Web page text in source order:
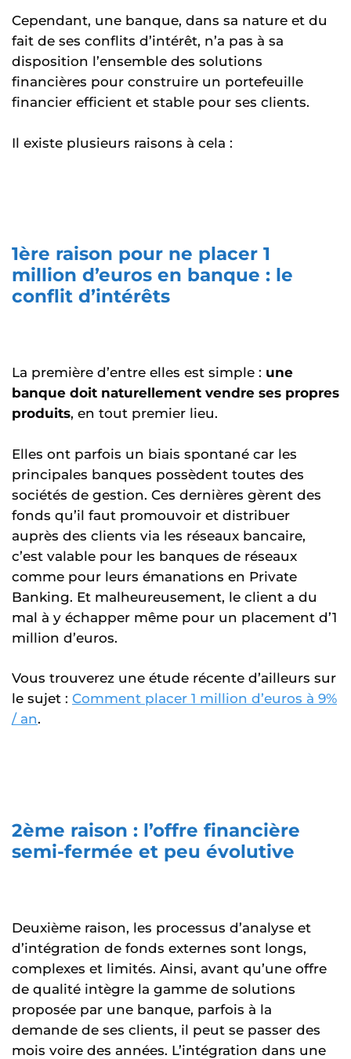
Cependant, une banque, dans sa nature et du
fait de ses conflits d’intérêt, n’a pas à sa
disposition l’ensemble des solutions
financières pour construire un portefeuille
financier efficient et stable pour ses clients.
Il existe plusieurs raisons à cela :
1ère raison pour ne placer 1
million d’euros en banque : le
conflit d’intérêts
La première d’entre elles est simple : une
banque doit naturellement vendre ses propres
produits, en tout premier lieu.
Elles ont parfois un biais spontané car les
principales banques possèdent toutes des
sociétés de gestion. Ces dernières gèrent des
fonds qu’il faut promouvoir et distribuer
auprès des clients via les réseaux bancaire,
c’est valable pour les banques de réseaux
comme pour leurs émanations en Private
Banking. Et malheureusement, le client a du
mal à y échapper même pour un placement d’1
million d’euros.
Vous trouverez une étude récente d’ailleurs sur
le sujet : Comment placer 1 million d’euros à 9%
/ an.
2ème raison : l’offre financière
semi-fermée et peu évolutive
Deuxième raison, les processus d’analyse et
d’intégration de fonds externes sont longs,
complexes et limités. Ainsi, avant qu’une offre
de qualité intègre la gamme de solutions
proposée par une banque, parfois à la
demande de ses clients, il peut se passer des
mois voire des années. L’intégration dans une